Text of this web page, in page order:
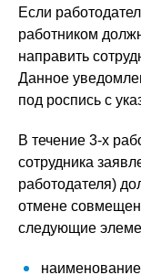
Если
работником
направить
Данное
под роспись с
В течение 3-х
сотрудника
работодателя)
отмене
следующие